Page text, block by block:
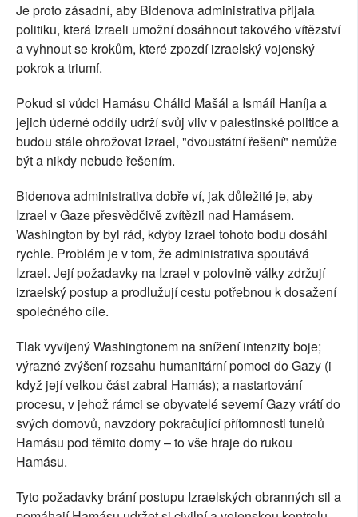
Je proto zásadní, aby Bidenova administrativa přijala
politiku, která Izraeli umožní dosáhnout takového vítězství
a vyhnout se krokům, které zpozdí izraelský vojenský
pokrok a triumf.
Pokud si vůdci Hamásu Chálid Mašál a Ismáíl Haníja a
jejich úderné oddíly udrží svůj vliv v palestinské politice a
budou stále ohrožovat Izrael, "dvoustátní řešení" nemůže
být a nikdy nebude řešením.
Bidenova administrativa dobře ví, jak důležité je, aby
Izrael v Gaze přesvědčivě zvítězil nad Hamásem.
Washington by byl rád, kdyby Izrael tohoto bodu dosáhl
rychle. Problém je v tom, že administrativa spoutává
Izrael. Její požadavky na Izrael v polovině války zdržují
izraelský postup a prodlužují cestu potřebnou k dosažení
společného cíle.
Tlak vyvíjený Washingtonem na snížení intenzity boje;
výrazné zvýšení rozsahu humanitární pomoci do Gazy (i
když její velkou část zabral Hamás); a nastartování
procesu, v jehož rámci se obyvatelé severní Gazy vrátí do
svých domovů, navzdory pokračující přítomnosti tunelů
Hamásu pod těmito domy – to vše hraje do rukou
Hamásu.
Tyto požadavky brání postupu Izraelských obranných sil a